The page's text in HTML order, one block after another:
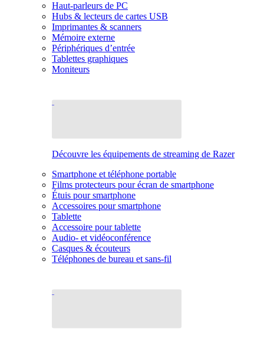
Haut-parleurs de PC
Hubs & lecteurs de cartes USB
Imprimantes & scanners
Mémoire externe
Périphériques d’entrée
Tablettes graphiques
Moniteurs
Découvre les équipements de streaming de Razer
Smartphone et téléphone portable
Films protecteurs pour écran de smartphone
Étuis pour smartphone
Accessoires pour smartphone
Tablette
Accessoire pour tablette
Audio- et vidéoconférence
Casques & écouteurs
Téléphones de bureau et sans-fil